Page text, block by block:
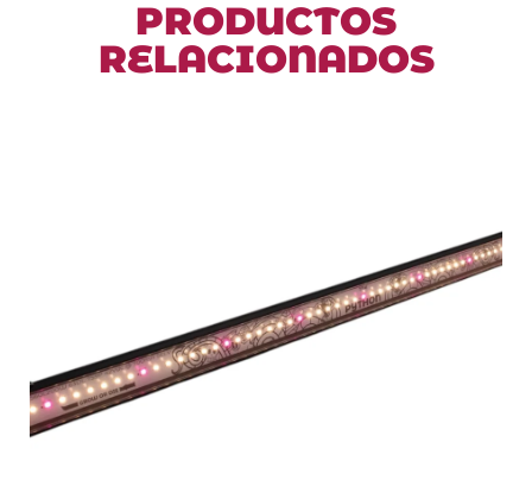
PRODUCTOS
RELACIONADOS